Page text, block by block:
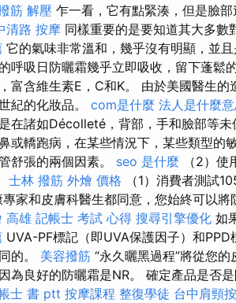
筋 解壓 乍一看，它有點緊湊，但是臉
清路 按摩 同樣重要的是要知道其大多數
它的氣味非常溫和，幾乎沒有明顯，並
呼吸日防曬霜幾乎立即吸收，留下蓬鬆
富含維生素E，C和K。 由於美國醫生
紀的化妝品。 com是什麼 法人是什麼
在諸如Décolleté，背部，手和臉部等未
或轎跑病，在某些情況下，某些類型的
舒張的兩個因素。 seo 是什麼 （2）使
士林 撥筋 外燴 價格 （1）消費者測試
家和皮膚科醫生都同意，您始終可以將
高雄 記帳士 考試 心得 搜尋引擎優化 如
UVA-PF標記（即UVA保護因子）和
的。 美容撥筋 “永久曬黑過程”將從您的
為良好的防曬霜是NR。 確定產品是否
士 書 ptt 按摩課程 整復學徒 台中肩頸